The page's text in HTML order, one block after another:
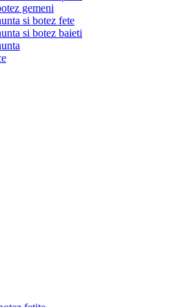
gemeni
si botez fete
si botez baieti